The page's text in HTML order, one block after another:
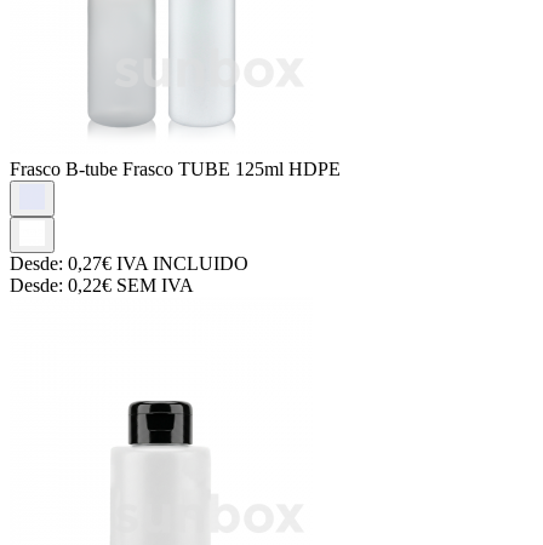
Frasco B-tube Frasco TUBE 125ml HDPE
Desde: 0,27€ IVA INCLUIDO
Desde: 0,22€ SEM IVA